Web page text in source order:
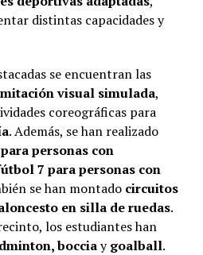
distintas capacidades y
se encuentran las
visual simulada,
coreográficas para
. Además, se han realizado
personas con
7 para personas con
se han montado circuitos
en silla de ruedas.
los estudiantes han
bocciaygoalball.